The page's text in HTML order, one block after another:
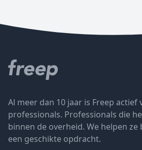
Al meer dan 10 jaar is Freep
professionals. Professionals die
binnen de overheid. We helpen ze
een geschikte opdracht.